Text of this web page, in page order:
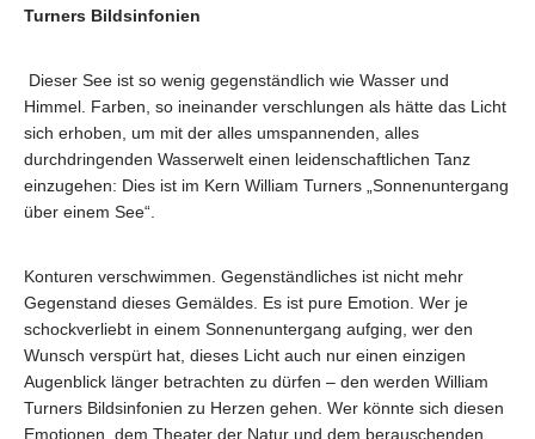
Turners Bildsinfonien
Dieser See ist so wenig gegenständlich wie Wasser und
Himmel. Farben, so ineinander verschlungen als hätte das Licht
sich erhoben, um mit der alles umspannenden, alles
durchdringenden Wasserwelt einen leidenschaftlichen Tanz
einzugehen: Dies ist im Kern William Turners „Sonnenuntergang
über einem See“.
Konturen verschwimmen. Gegenständliches ist nicht mehr
Gegenstand dieses Gemäldes. Es ist pure Emotion. Wer je
schockverliebt in einem Sonnenuntergang aufging, wer den
Wunsch verspürt hat, dieses Licht auch nur einen einzigen
Augenblick länger betrachten zu dürfen – den werden William
Turners Bildsinfonien zu Herzen gehen. Wer könnte sich diesen
Emotionen, dem Theater der Natur und dem berauschenden